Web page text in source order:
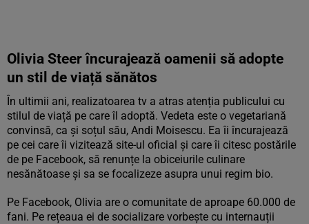
Olivia Steer încurajează oamenii să adopte
un stil de viață sănătos
În ultimii ani, realizatoarea tv a atras atenția publicului cu
stilul de viață pe care îl adoptă. Vedeta este o vegetariană
convinsă, ca și soțul său, Andi Moisescu. Ea îi încurajează
pe cei care îi vizitează site-ul oficial și care îi citesc postările
de pe Facebook, să renunțe la obiceiurile culinare
nesănătoase și sa se focalizeze asupra unui regim bio.
Pe Facebook, Olivia are o comunitate de aproape 60.000 de
fani. Pe rețeaua ei de socializare vorbește cu internauții